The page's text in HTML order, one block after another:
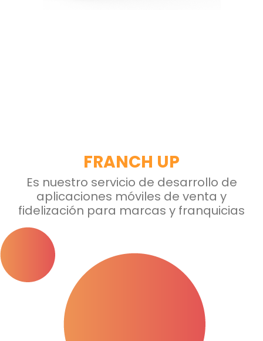
FRANCH UP
Es nuestro servicio de desarrollo de
aplicaciones móviles de venta y
fidelización para marcas y franquicias